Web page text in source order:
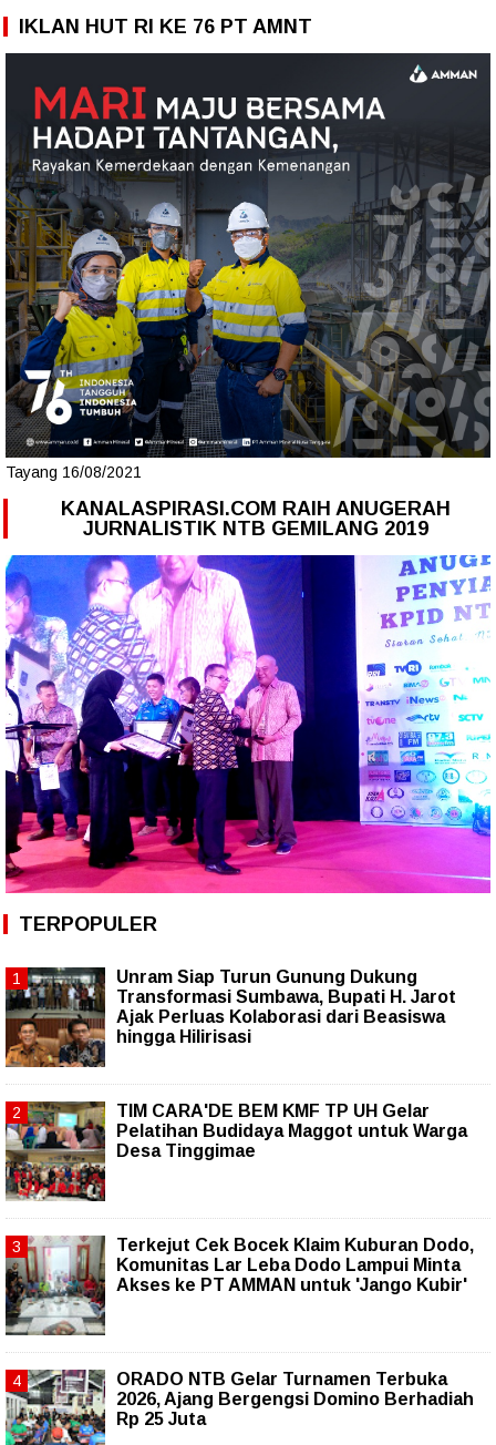
IKLAN HUT RI KE 76 PT AMNT
Tayang 16/08/2021
KANALASPIRASI.COM RAIH ANUGERAH
JURNALISTIK NTB GEMILANG 2019
TERPOPULER
Unram Siap Turun Gunung Dukung
Transformasi Sumbawa, Bupati H. Jarot
Ajak Perluas Kolaborasi dari Beasiswa
hingga Hilirisasi
TIM CARA'DE BEM KMF TP UH Gelar
Pelatihan Budidaya Maggot untuk Warga
Desa Tinggimae
Terkejut Cek Bocek Klaim Kuburan Dodo,
Komunitas Lar Leba Dodo Lampui Minta
Akses ke PT AMMAN untuk 'Jango Kubir'
ORADO NTB Gelar Turnamen Terbuka
2026, Ajang Bergengsi Domino Berhadiah
Rp 25 Juta